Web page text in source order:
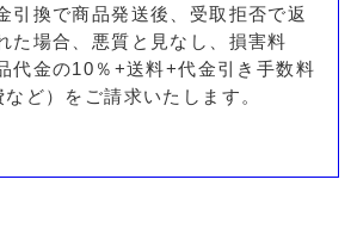
引換で商品発送後、受取拒否で返
た場合、悪質と見なし、損害料
代金の10％+送料+代金引き手数料
ど）をご請求いたします。